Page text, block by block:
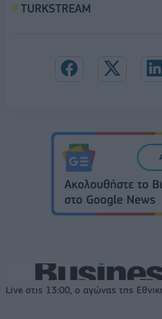
TURKSTREAM
Live στις 13:00, ο αγώνας της